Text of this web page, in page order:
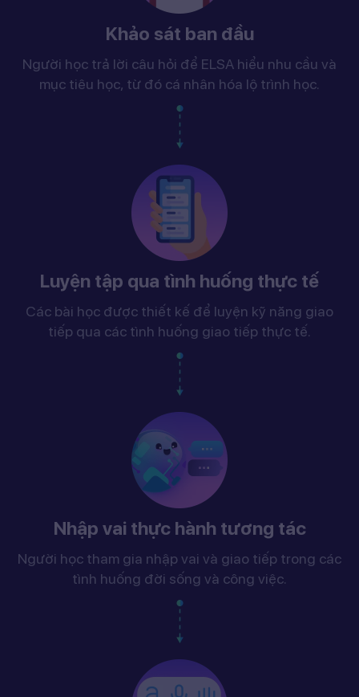
Khảo sát ban đầu
Người học trả lời câu hỏi để ELSA hiểu nhu cầu và
mục tiêu học, từ đó cá nhân hóa lộ trình học.
Luyện tập qua tình huống thực tế
Các bài học được thiết kế để luyện kỹ năng giao
tiếp qua các tình huống giao tiếp thực tế.
Nhập vai thực hành tương tác
Người học tham gia nhập vai và giao tiếp trong các
tình huống đời sống và công việc.